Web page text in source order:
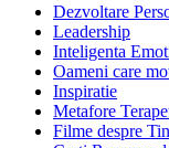
Dezvoltare
Leadership
Inteligenta
Oameni care
Inspiratie
Metafore
Filme despre